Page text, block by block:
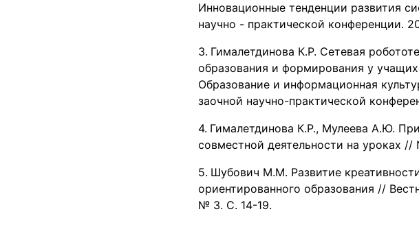
Инновационные тенденции развития
научно - практической конференции.
Гималетдинова К.Р. Сетевая
образования и формирования у
Образование и информационная
заочной научно-практической
Гималетдинова К.Р., Мулеева А.Ю.
совместной деятельности на уроках
Шубович М.М. Развитие
ориентированного образования //
№ 3. С. 14-19.